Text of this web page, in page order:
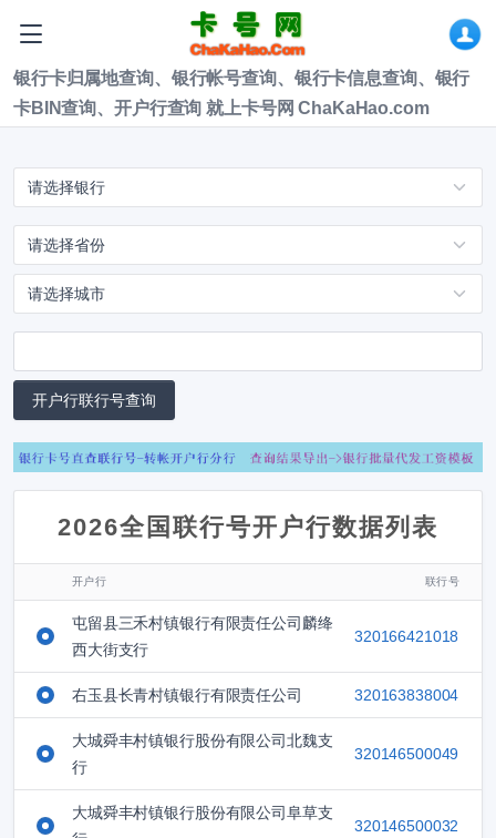
银行卡归属地查询、银行帐号查询、银行卡信息查询、银行
卡BIN查询、开户行查询 就上卡号网 ChaKaHao.com
2026全国联行号开户行数据列表
开户行 联行号
屯留县三禾村镇银行有限责任公司麟绛
西大街支行
320166421018
右玉县长青村镇银行有限责任公司 320163838004
大城舜丰村镇银行股份有限公司北魏支
行
320146500049
大城舜丰村镇银行股份有限公司阜草支
320146500032